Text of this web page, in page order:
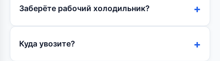
Заберёте рабочий холодильник?
Куда увозите?